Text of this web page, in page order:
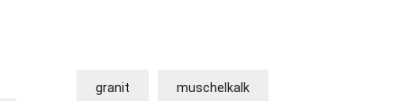
granit muschelkalk